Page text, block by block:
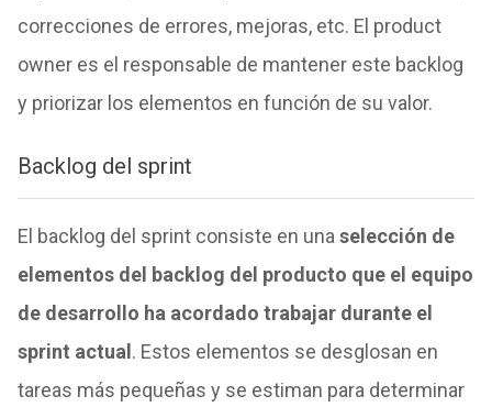
correcciones de errores, mejoras, etc. El product
owner es el responsable de mantener este backlog
y priorizar los elementos en función de su valor.
Backlog del sprint
El backlog del sprint consiste en unaselección de
elementos del backlog del producto que el equipo
de desarrollo ha acordado trabajar durante el
sprint actual . Estos elementos se desglosan en
tareas más pequeñas y se estiman para determinar